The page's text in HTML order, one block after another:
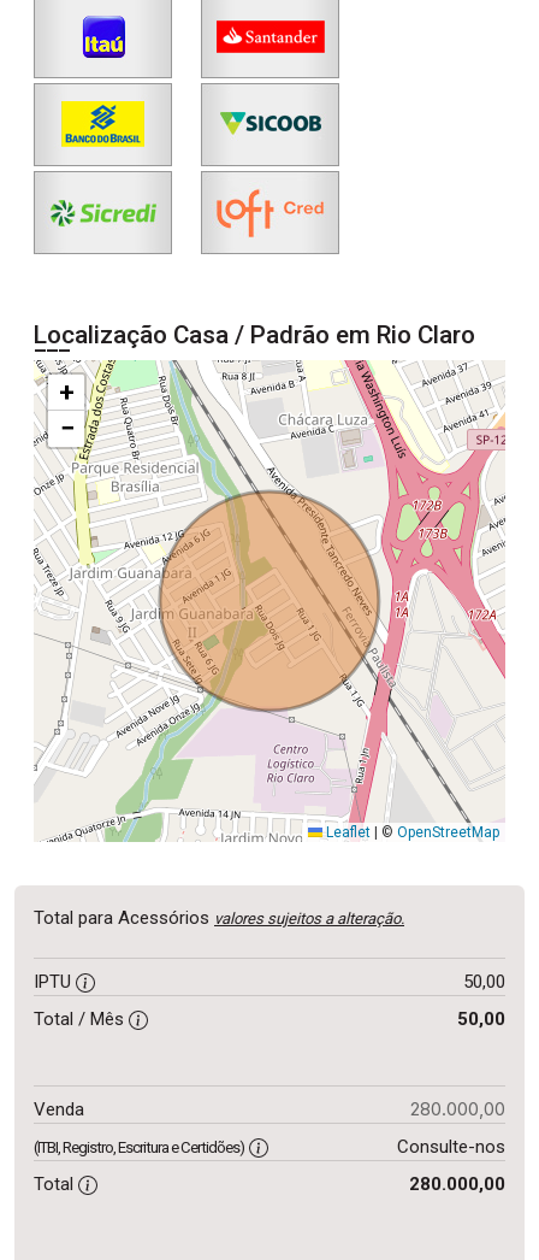
Localização Casa / Padrão em Rio Claro
+
−
Leaflet © OpenStreetMap
Total para Acessórios valores sujeitos a alteração.
IPTU
50,00
Total / Mês
50,00
Venda 280.000,00
(ITBI, Registro, Escritura e Certidões)
Consulte-nos
Total
280.000,00